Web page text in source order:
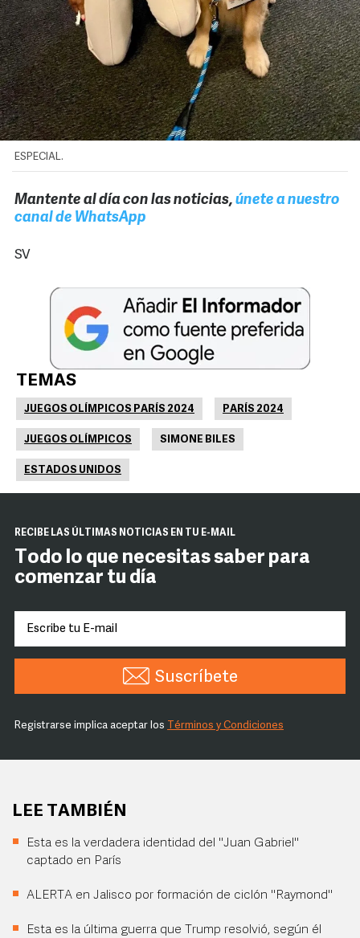
ESPECIAL.
Mantente al día con las noticias, únete a nuestro
canal de WhatsApp
SV
TEMAS
JUEGOS OLÍMPICOS PARÍS 2024 PARÍS 2024
JUEGOS OLÍMPICOS SIMONE BILES
ESTADOS UNIDOS
RECIBE LAS ÚLTIMAS NOTICIAS EN TU E-MAIL
Todo lo que necesitas saber para
comenzar tu día
Suscríbete
Registrarse implica aceptar los Términos y Condiciones
LEE TAMBIÉN
Esta es la verdadera identidad del "Juan Gabriel"
captado en París
ALERTA en Jalisco por formación de ciclón "Raymond"
Esta es la última guerra que Trump resolvió, según él